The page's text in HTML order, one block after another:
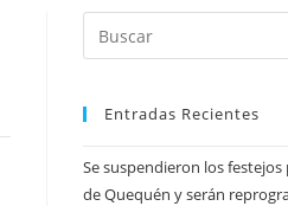
Entradas Recientes
Se suspendieron los festejos
de Quequén y serán